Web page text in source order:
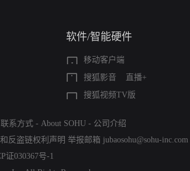
软件/智能硬件
移动客户端
搜狐影音
直播+
搜狐视频TV版
联系方式 - About SOHU - 公司介绍
反盗链权利声明 举报邮箱 jubaosohu@sohu-inc.com
证030367号-1